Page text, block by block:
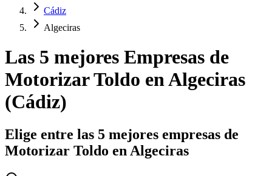
Cádiz
Algeciras
Las 5 mejores Empresas de
Motorizar Toldo enAlgeciras
(Cádiz)
Elige entre las 5 mejores empresas de
Motorizar Toldo en Algeciras